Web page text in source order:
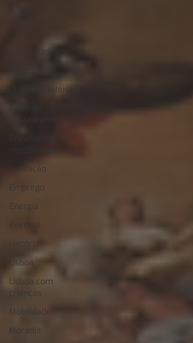
Curiosidades
Dicas de Hotéis
Educação
Emprego
Energia
Eventos
História
Lisboa
Lisboa com
crianças
Mobilidade
Moradia